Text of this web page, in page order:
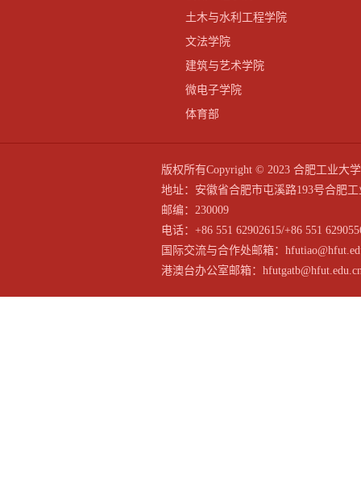
土木与水利工程学院
文法学院
建筑与艺术学院
微电子学院
体育部
版权所有Copyright © 2023 合肥工业大
地址：安徽省合肥市屯溪路193号合肥
邮编：230009
电话：+86 551 62902615/+86 551
国际交流与合作处邮箱：
港澳台办公室邮箱：